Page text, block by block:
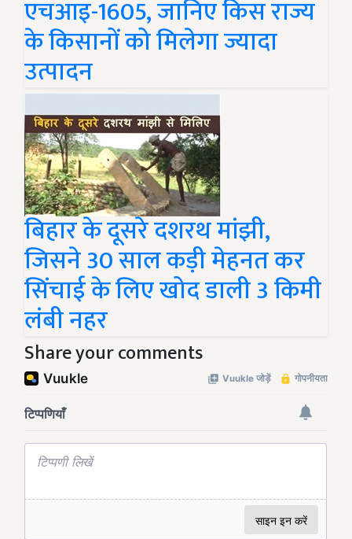
एचआइ-1605, जानिए किस राज्य
के किसानों को मिलेगा ज्यादा
उत्पादन
बिहार के दूसरे दशरथ मांझी,
जिसने 30 साल कड़ी मेहनत कर
सिंचाई के लिए खोद डाली 3 किमी
लंबी नहर
Share your comments